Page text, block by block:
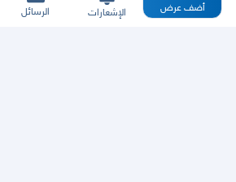
أضف عرض الإشعارات الرسائل